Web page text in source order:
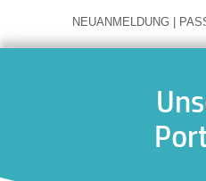
NEUANMELDUNG |